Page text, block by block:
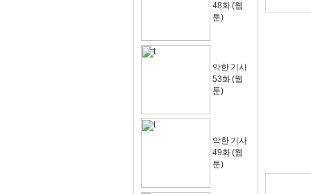
48화 (웹
툰)
악한 기사
53화 (웹
툰)
악한 기사
49화 (웹
툰)